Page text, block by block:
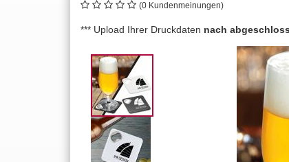
(0 Kundenmeinungen)
*** Upload Ihrer Druckdaten nach